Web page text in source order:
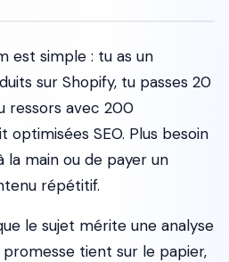
est simple : tu as un
sur Shopify, tu passes 20
ressors avec 200
SEO. Plus besoin
la main ou de payer un
répétitif.
le sujet mérite une analyse
tient sur le papier,